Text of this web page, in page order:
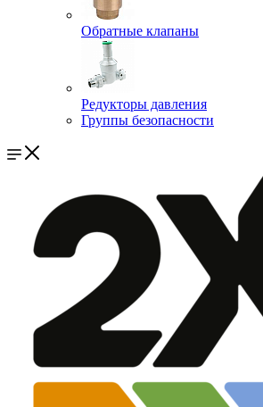
Обратные клапаны
Редукторы давления
Группы безопасности